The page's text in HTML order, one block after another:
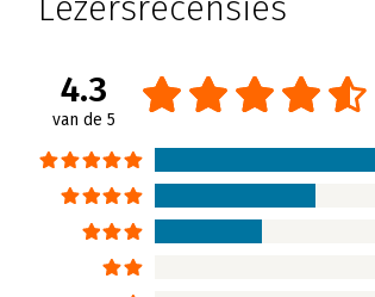
derde plek innam. En als
van de premier, om
Lees verder
Lezersrecensies
4.3
van de 5